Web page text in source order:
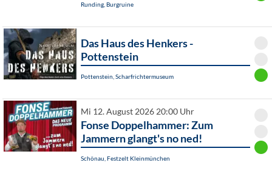
Runding, Burgruine
Das Haus des Henkers -
Pottenstein
Pottenstein, Scharfrichtermuseum
Mi 12. August 2026 20:00 Uhr
Fonse Doppelhammer: Zum
Jammern glangt's no ned!
Schönau, Festzelt Kleinmünchen